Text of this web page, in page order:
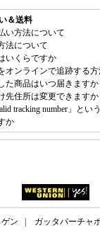
＆送料
い方法について
法について
いくらですか
オンラインで追跡する
た商品はいつ届きますか
先住所は変更できますか
tracking number」とい
か
ン
ガッタパーチャ